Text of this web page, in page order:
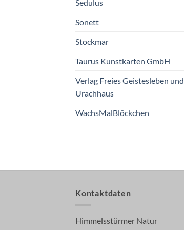
Sedulus
Sonett
Stockmar
Taurus Kunstkarten GmbH
Verlag Freies Geistesleben und
Urachhaus
WachsMalBlöckchen
Kontaktdaten
Himmelsstürmer Natur